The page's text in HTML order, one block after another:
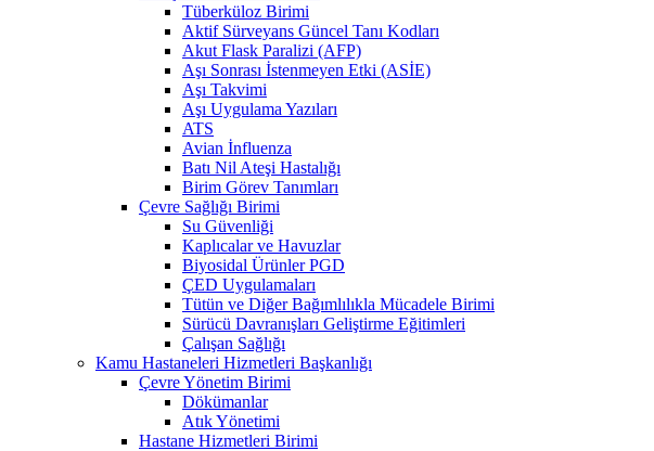
Tüberküloz Birimi
Aktif Sürveyans Güncel Tanı Kodları
Akut Flask Paralizi (AFP)
Aşı Sonrası İstenmeyen Etki (ASİE)
Aşı Takvimi
Aşı Uygulama Yazıları
ATS
Avian İnfluenza
Batı Nil Ateşi Hastalığı
Birim Görev Tanımları
Çevre Sağlığı Birimi
Su Güvenliği
Kaplıcalar ve Havuzlar
Biyosidal Ürünler PGD
ÇED Uygulamaları
Tütün ve Diğer Bağımlılıkla Mücadele Birimi
Sürücü Davranışları Geliştirme Eğitimleri
Çalışan Sağlığı
Kamu Hastaneleri Hizmetleri Başkanlığı
Çevre Yönetim Birimi
Dökümanlar
Atık Yönetimi
Hastane Hizmetleri Birimi